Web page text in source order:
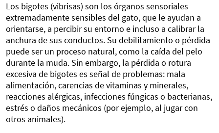
Los bigotes (vibrisas) son los órganos sensoriales
extremadamente sensibles del gato, que le ayudan a
orientarse, a percibir su entorno e incluso a calibrar la
anchura de sus conductos. Su debilitamiento o pérdida
puede ser un proceso natural, como la caída del pelo
durante la muda. Sin embargo, la pérdida o rotura
excesiva de bigotes es señal de problemas: mala
alimentación, carencias de vitaminas y minerales,
reacciones alérgicas, infecciones fúngicas o bacterianas,
estrés o daños mecánicos (por ejemplo, al jugar con
otros animales).